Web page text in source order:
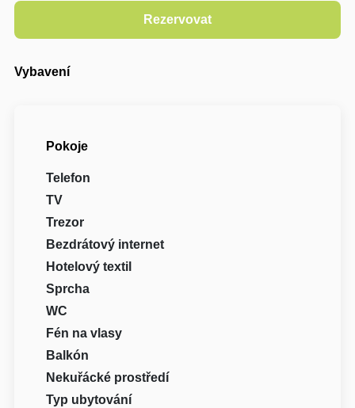
Vybavení
Pokoje
Telefon
TV
Trezor
Bezdrátový internet
Hotelový textil
Sprcha
WC
Fén na vlasy
Balkón
Nekuřácké prostředí
Typ ubytování